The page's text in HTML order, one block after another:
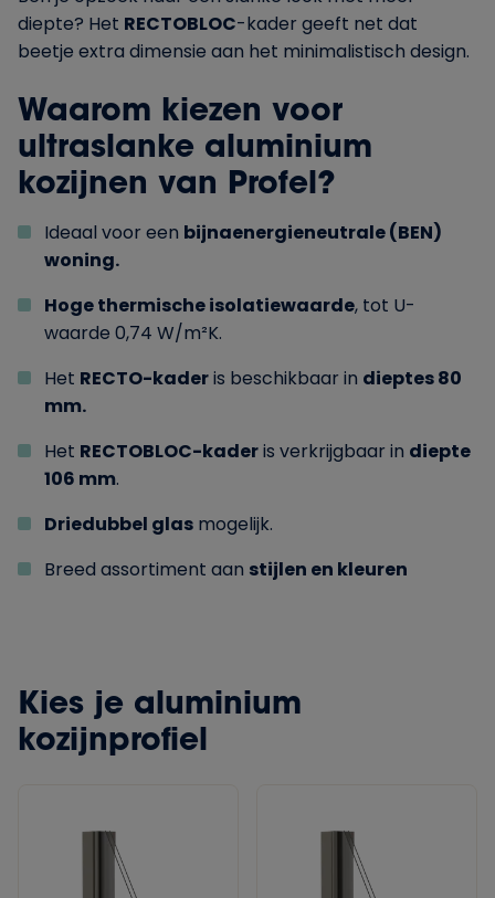
diepte? Het RECTOBLOC-kader geeft net dat
beetje extra dimensie aan het minimalistisch design.
Waarom kiezen voor
ultraslanke aluminium
kozijnen van Profel?
Ideaal voor een bijnaenergieneutrale (BEN)
woning.
Hoge thermische isolatiewaarde, tot U-
waarde 0,74 W/m²K.
Het RECTO-kaderis beschikbaar in dieptes 80
mm.
Het RECTOBLOC-kaderis verkrijgbaar in diepte
106 mm.
Driedubbel glas mogelijk.
Breed assortiment aan stijlen en kleuren
Kies je aluminium
kozijnprofiel